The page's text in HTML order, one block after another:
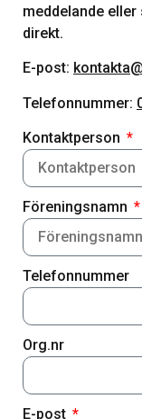
meddelande
direkt.
E-post:
Telefonnummer:
Kontaktperson
Föreningsnamn
Telefonnummer
Org.nr
E-post